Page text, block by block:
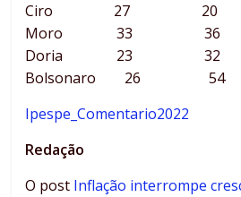
Ciro 27 20
Moro 33
Doria 23
Bolsonaro 26
Ipespe_Comentario2022
Redação
O post Inflação interrompe